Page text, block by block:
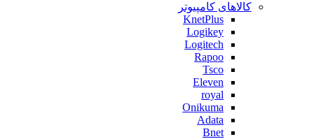
کالاهای کامپیوتر
KnetPlus
Logikey
Logitech
Rapoo
Tsco
Eleven
royal
Onikuma
Adata
Bnet